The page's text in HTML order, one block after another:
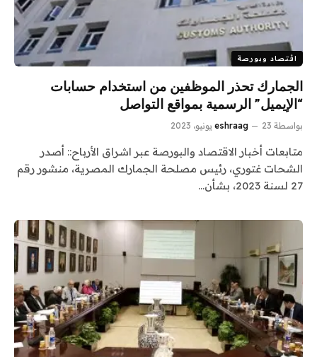
اقتصاد وبورصة
الجمارك تحذر الموظفين من استخدام حسابات
“الإيميل” الرسمية بمواقع التواصل
بواسطة eshraag 23 يونيو، 2023
متابعات أخبار الاقتصاد والبورصة عبر اشراق الأرباح:: أصدر
الشحات غتوري، رئيس مصلحة الجمارك المصرية، منشور رقم
27 لسنة 2023، بشأن…